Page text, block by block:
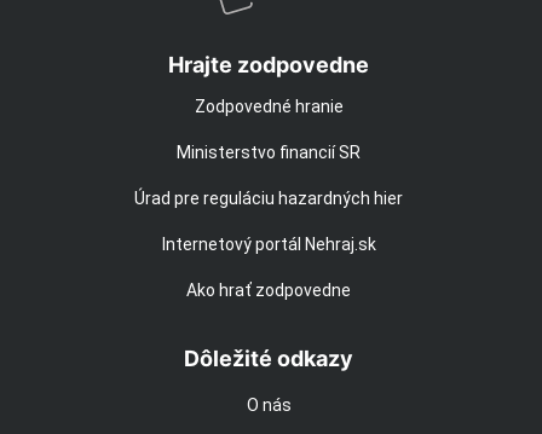
Hrajte zodpovedne
Zodpovedné hranie
Ministerstvo financií SR
Úrad pre reguláciu hazardných hier
Internetový portál Nehraj.sk
Ako hrať zodpovedne
Dôležité odkazy
O nás